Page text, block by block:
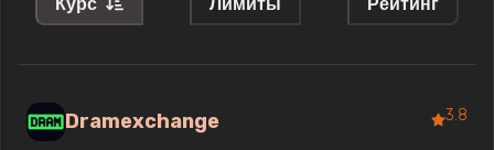
Dramexchange 3.8